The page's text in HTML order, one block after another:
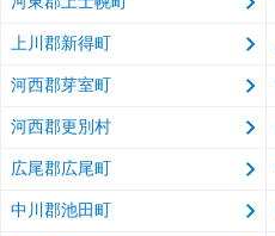
上川郡新得町
河西郡芽室町
河西郡更別村
広尾郡広尾町
中川郡池田町